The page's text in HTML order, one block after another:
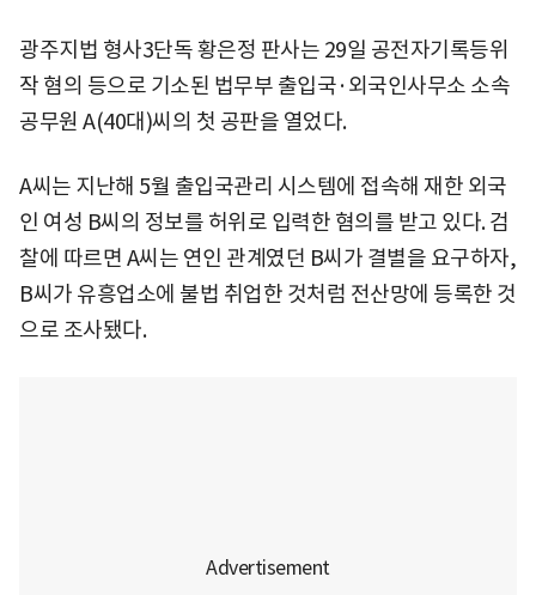
광주지법 형사3단독 황은정 판사는 29일 공전자기록등위
작 혐의 등으로 기소된 법무부 출입국·외국인사무소 소속
공무원 A(40대)씨의 첫 공판을 열었다.
A씨는 지난해 5월 출입국관리 시스템에 접속해 재한 외국
인 여성 B씨의 정보를 허위로 입력한 혐의를 받고 있다. 검
찰에 따르면 A씨는 연인 관계였던 B씨가 결별을 요구하자,
B씨가 유흥업소에 불법 취업한 것처럼 전산망에 등록한 것
으로 조사됐다.